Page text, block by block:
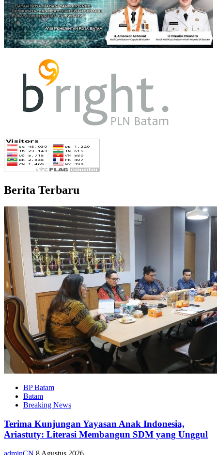
Berita Terbaru
BP Batam
Batam
Breaking News
Terima Kunjungan Yayasan Anak Indonesia,
Ariastuty: Literasi Membangun SDM yang Unggul
adminCN 8 Agustus 2026